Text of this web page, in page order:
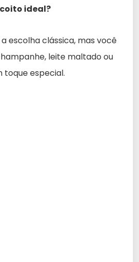
ideal?
escolha clássica, mas você
leite maltado ou
especial.